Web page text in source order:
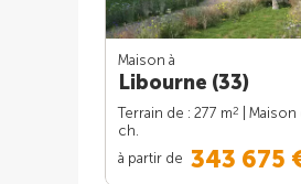
Maison à
Libourne (33)
Terrain de : 277 m2 | Maison
ch.
à partir de 343 675